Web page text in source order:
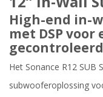
High-end in-
met DSP
Het Sonance R12 SUB
subwooferoplossing